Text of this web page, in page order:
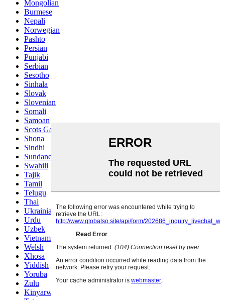
Mongolian
Burmese
Nepali
Norwegian
Pashto
Persian
Punjabi
Serbian
Sesotho
Sinhala
Slovak
Slovenian
Somali
Samoan
Scots Gaelic
Shona
Sindhi
Sundanese
Swahili
Tajik
Tamil
Telugu
Thai
Ukrainian
Urdu
Uzbek
Vietnamese
Welsh
Xhosa
Yiddish
Yoruba
Zulu
Kinyarwanda